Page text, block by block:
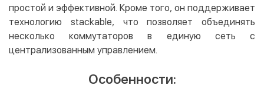
простой и эффективной. Кроме того, он поддерживает
технологию stackable, что позволяет объединять
несколько коммутаторов в единую сеть с
централизованным управлением.
Особенности: